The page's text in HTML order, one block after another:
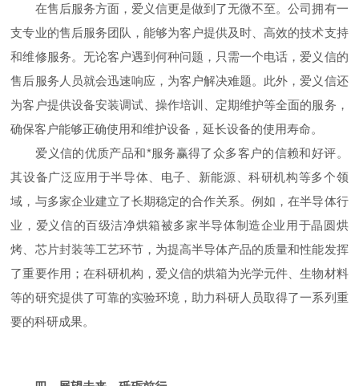
在售后服务方面，爱义信更是做到了无微不至。公司拥有一
支专业的售后服务团队，能够为客户提供及时、高效的技术支持
和维修服务。无论客户遇到何种问题，只需一个电话，爱义信的
售后服务人员就会迅速响应，为客户解决难题。此外，爱义信还
为客户提供设备安装调试、操作培训、定期维护等全面的服务，
确保客户能够正确使用和维护设备，延长设备的使用寿命。
爱义信的优质产品和*服务赢得了众多客户的信赖和好评。
其设备广泛应用于半导体、电子、新能源、科研机构等多个领
域，与多家企业建立了长期稳定的合作关系。例如，在半导体行
业，爱义信的百级洁净烘箱被多家半导体制造企业用于晶圆烘
烤、芯片封装等工艺环节，为提高半导体产品的质量和性能发挥
了重要作用；在科研机构，爱义信的烘箱为光学元件、生物材料
等的研究提供了可靠的实验环境，助力科研人员取得了一系列重
要的科研成果。